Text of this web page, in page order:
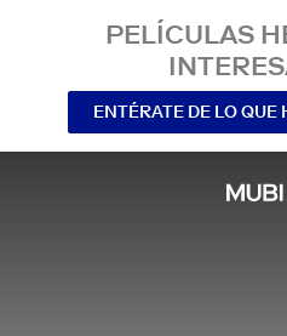
PELÍCULAS
ENTÉRATE DE LO QUE